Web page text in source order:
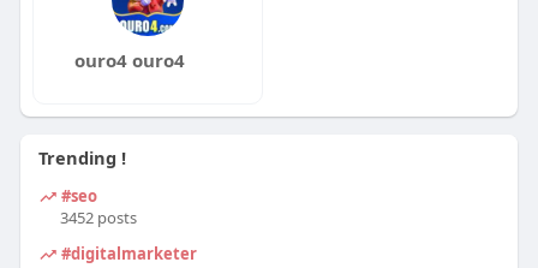
ouro4 ouro4
Trending !
#seo
3452 posts
#digitalmarketer